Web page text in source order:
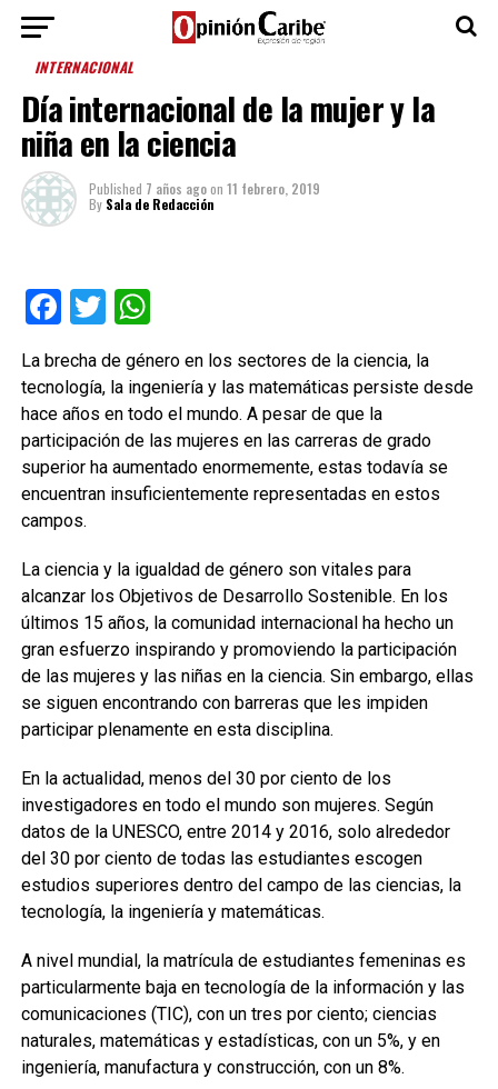
INTERNACIONAL
Día internacional de la mujer y la
niña en la ciencia
Published 7 años agoon 11 febrero, 2019
By Sala de Redacción
Facebook
TwitterWhatsApp
La brecha de género en los sectores de la ciencia, la
tecnología, la ingeniería y las matemáticas persiste desde
hace años en todo el mundo. A pesar de que la
participación de las mujeres en las carreras de grado
superior ha aumentado enormemente, estas todavía se
encuentran insuficientemente representadas en estos
campos.
La ciencia y la igualdad de género son vitales para
alcanzar los Objetivos de Desarrollo Sostenible. En los
últimos 15 años, la comunidad internacional ha hecho un
gran esfuerzo inspirando y promoviendo la participación
de las mujeres y las niñas en la ciencia. Sin embargo, ellas
se siguen encontrando con barreras que les impiden
participar plenamente en esta disciplina.
En la actualidad, menos del 30 por ciento de los
investigadores en todo el mundo son mujeres. Según
datos de la UNESCO, entre 2014 y 2016, solo alrededor
del 30 por ciento de todas las estudiantes escogen
estudios superiores dentro del campo de las ciencias, la
tecnología, la ingeniería y matemáticas.
A nivel mundial, la matrícula de estudiantes femeninas es
particularmente baja en tecnología de la información y las
comunicaciones (TIC), con un tres por ciento; ciencias
naturales, matemáticas y estadísticas, con un 5%, y en
ingeniería, manufactura y construcción, con un 8%.